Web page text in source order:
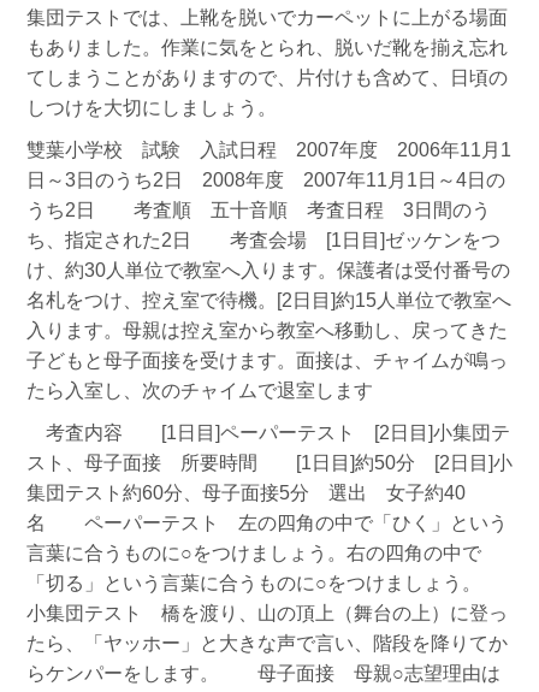
集団テストでは、上靴を脱いでカーペットに上がる場面
もありました。作業に気をとられ、脱いだ靴を揃え忘れ
てしまうことがありますので、片付けも含めて、日頃の
しつけを大切にしましょう。
雙葉小学校 試験 入試日程 2007年度 2006年11月1
日～3日のうち2日 2008年度 2007年11月1日～4日の
うち2日 考査順 五十音順 考査日程 3日間のう
ち、指定された2日 考査会場 [1日目]ゼッケンをつ
け、約30人単位で教室へ入ります。保護者は受付番号の
名札をつけ、控え室で待機。[2日目]約15人単位で教室へ
入ります。母親は控え室から教室へ移動し、戻ってきた
子どもと母子面接を受けます。面接は、チャイムが鳴っ
たら入室し、次のチャイムで退室します
考査内容 [1日目]ペーパーテスト [2日目]小集団テ
スト、母子面接 所要時間 [1日目]約50分 [2日目]小
集団テスト約60分、母子面接5分 選出 女子約40
名 ペーパーテスト 左の四角の中で「ひく」という
言葉に合うものに○をつけましょう。右の四角の中で
「切る」という言葉に合うものに○をつけましょう。
小集団テスト 橋を渡り、山の頂上（舞台の上）に登っ
たら、「ヤッホー」と大きな声で言い、階段を降りてか
らケンパーをします。 母子面接 母親○志望理由は